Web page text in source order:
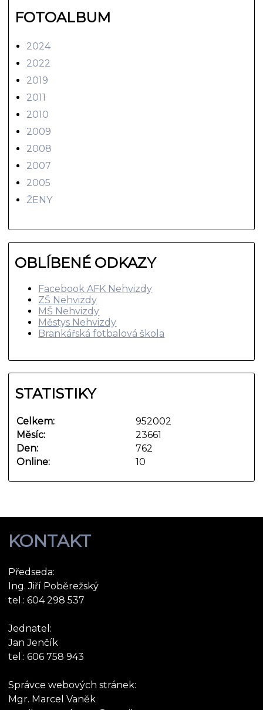
FOTOALBUM
2024
2022
2019
2011
2010
2009
2008
2007
2005
ŽENY
OBLÍBENÉ ODKAZY
Facebook AFK Nehvizdy
ZŠ Nehvizdy
MŠ Nehvizdy
Městys Nehvizdy
Brankářská fotbalová škola
STATISTIKY
Online: 10
Celkem:
952002
Měsíc:
23661
Den:
762
KONTAKT
Předseda:
Ing. Jiří Poběrežský
tel.: 604 298 537
Jednatel:
Jan Jenčík
tel.: 606 758 943
Správce webových stránek:
Mgr. Marcel Vaněk